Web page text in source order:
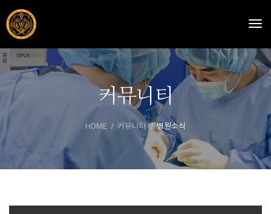
커뮤니티
HOME 커뮤니티 병원소식